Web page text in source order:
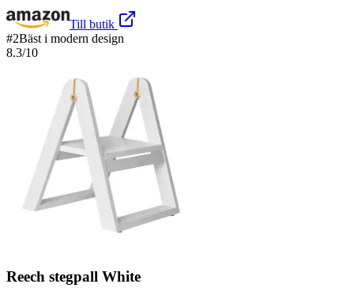
Till butik
#2Bäst i modern design
8.3/10
Reech stegpall White